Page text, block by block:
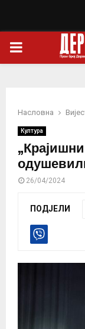
PRIMARY
Насловна
Култура
26/04/2024
ПОДЈЕЛИ